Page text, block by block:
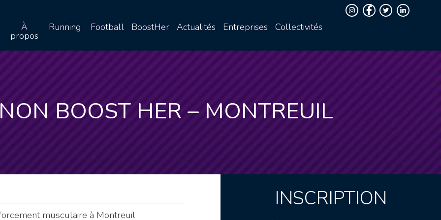
À
propos
Running Football BoostHer Actualités Entreprises Collectivités
BOOST HER – MONTREUIL
musculaire à Montreuil
INSCRIPTION